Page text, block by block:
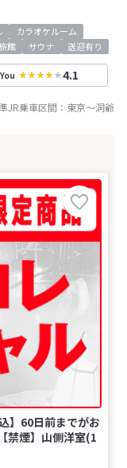
カラオケルーム
館 サウナ 送迎有り
4.1
JR乗車区間： 東京～洞爺
】60日前までがお
禁煙】山側洋室(1